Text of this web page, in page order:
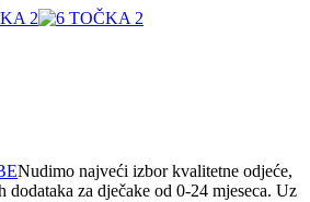
Nudimo najveći izbor kvalitetne odjeće,
dodataka za dječake od 0-24 mjeseca. Uz